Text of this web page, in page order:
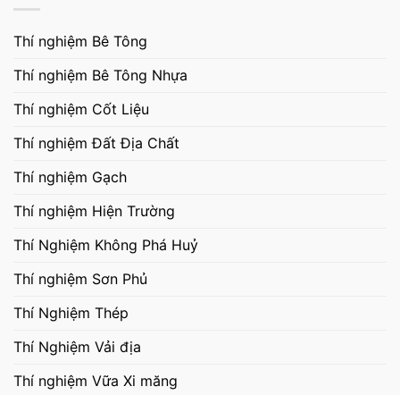
Thí nghiệm Bê Tông
Thí nghiệm Bê Tông Nhựa
Thí nghiệm Cốt Liệu
Thí nghiệm Đất Địa Chất
Thí nghiệm Gạch
Thí nghiệm Hiện Trường
Thí Nghiệm Không Phá Huỷ
Thí nghiệm Sơn Phủ
Thí Nghiệm Thép
Thí Nghiệm Vải địa
Thí nghiệm Vữa Xi măng